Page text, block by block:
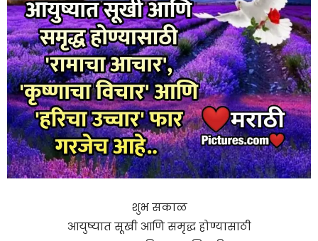
शुभ सकाळ
आयुष्यात सूखी आणि समृद्ध होण्यासाठी